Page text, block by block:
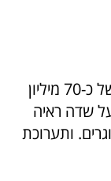
תושבים רבים מכפר סבא שהגיעו לחנוכת היכל התרבות ששופץ בעלות של כ-70 מיליון
שדה ראיה
ותערוכת